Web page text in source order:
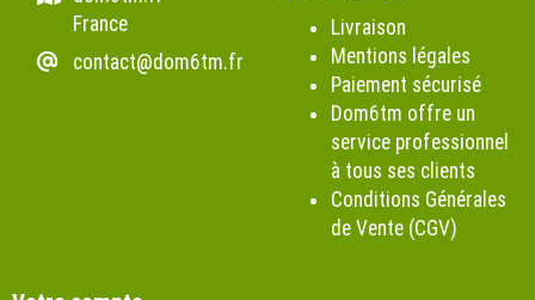
France
contact@dom6tm.fr
Livraison
Mentions légales
Paiement sécurisé
Dom6tm offre un
service professionnel
à tous ses clients
Conditions Générales
de Vente (CGV)